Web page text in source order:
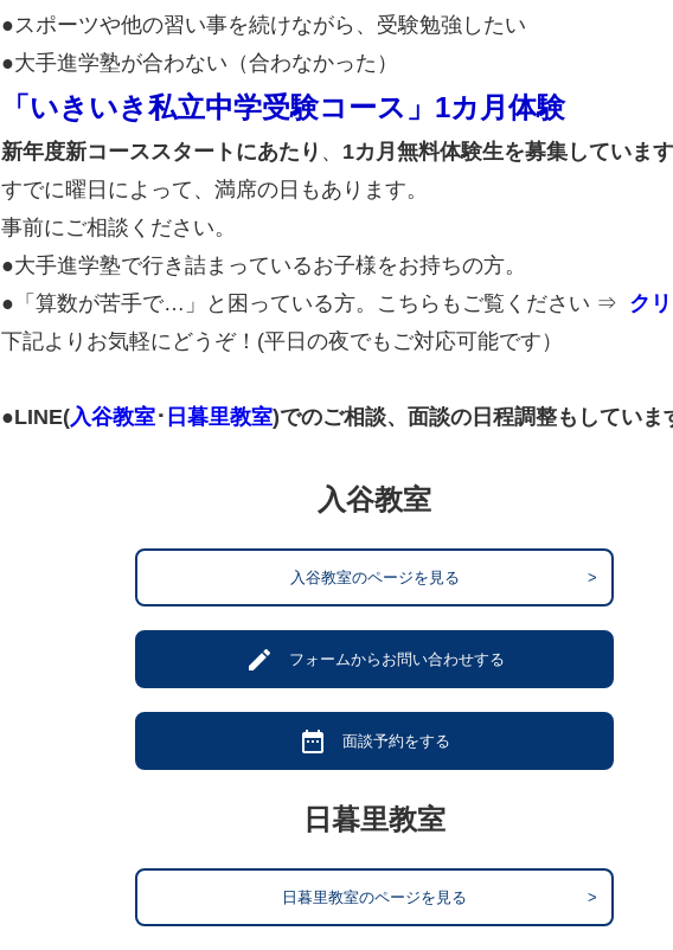
●スポーツや他の習い事を続けながら、受験勉強したい
●大手進学塾が合わない（合わなかった）
「いきいき私立中学受験コース」1カ月体験
新年度新コーススタートにあたり 、 1カ月無料体験生を募集しています
すでに曜日によって、満席の日もあります。
事前にご相談ください。
●大手進学塾で行き詰まっているお子様をお持ちの方。
●「算数が苦手で…」と困っている方。 こちらもご覧ください ⇒ ク
下記よりお気軽にどうぞ！(平日の夜でもご対応可能です）
●LINE(入谷教室･ 日暮里教室)でのご相談、面談の日程調整もしていま
入谷教室
入谷教室のページを見る >
create フォームからお問い合わせする
date_range 面談予約をする
日暮里教室
日暮里教室のページを見る >